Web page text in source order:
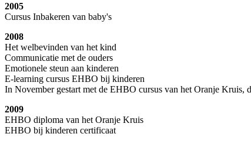
2005
Cursus Inbakeren van baby's
2008
Het welbevinden van het kind
Communicatie met de ouders
Emotionele steun aan kinderen
E-learning cursus EHBO bij kinderen
In November gestart met de EHBO cursus van het Oranje Kruis,
2009
EHBO diploma van het Oranje Kruis
EHBO bij kinderen certificaat